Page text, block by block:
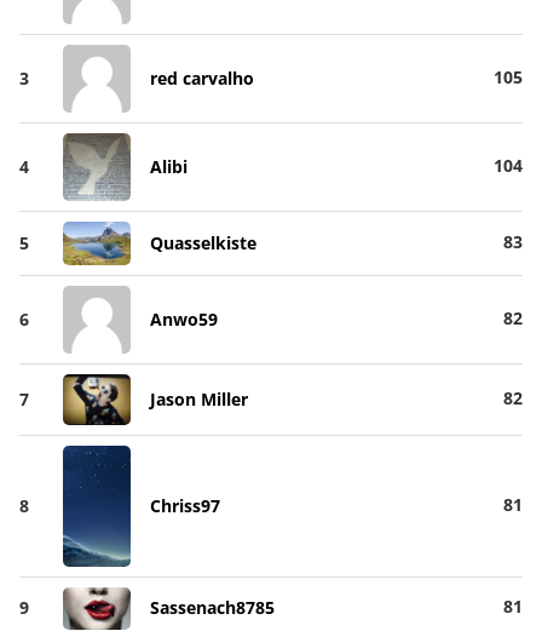
3 red carvalho 105
4 Alibi 104
5 Quasselkiste 83
6 Anwo59 82
7 Jason Miller 82
8 Chriss97 81
9 Sassenach8785 81